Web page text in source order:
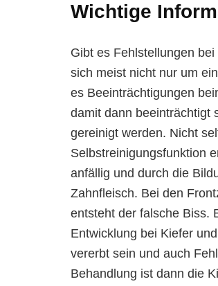
Wichtige
Gibt es Fehlstellungen
sich meist nicht nur um
es Beeinträchtigungen
damit dann beeinträchtigt
gereinigt werden. Nicht
Selbstreinigungsfunktion
anfällig und durch die
Zahnfleisch. Bei den
entsteht der falsche Biss.
Entwicklung bei Kiefer
vererbt sein und auch
Behandlung ist dann die